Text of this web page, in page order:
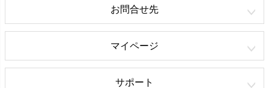
お問合せ先
マイページ
サポート